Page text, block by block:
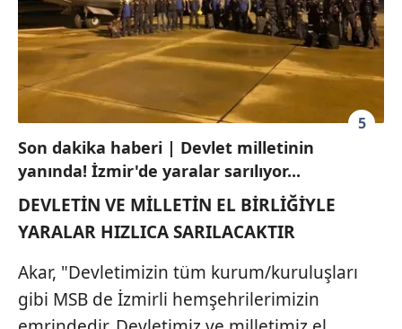
5
Son dakika haberi | Devlet milletinin
yanında! İzmir'de yaralar sarılıyor...
DEVLETİN VE MİLLETİN EL BİRLİĞİYLE
YARALAR HIZLICA SARILACAKTIR
Akar, "Devletimizin tüm kurum/kuruluşları
gibi MSB de İzmirli hemşehrilerimizin